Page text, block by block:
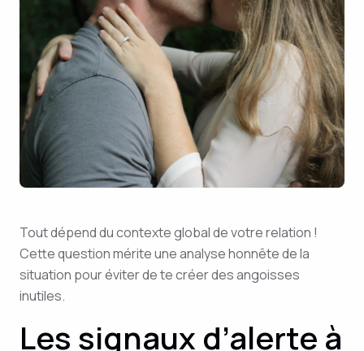
Tout dépend du contexte global de votre relation !
Cette question mérite une analyse honnête de la
situation pour éviter de te créer des angoisses
inutiles.
Les signaux d’alerte à